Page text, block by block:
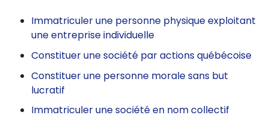
Immatriculer une personne physique exploitant
une entreprise individuelle
Constituer une société par actions québécoise
Constituer une personne morale sans but
lucratif
Immatriculer une société en nom collectif